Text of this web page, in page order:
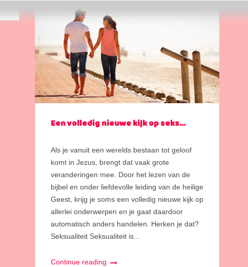
Een volledig nieuwe kijk op seks…
Als je vanuit een werelds bestaan tot geloof
komt in Jezus, brengt dat vaak grote
veranderingen mee. Door het lezen van de
bijbel en onder liefdevolle leiding van de heilige
Geest, krijg je soms een volledig nieuwe kijk op
allerlei onderwerpen en je gaat daardoor
automatisch anders handelen. Herken je dat?
Seksualiteit Seksualiteit is...
Continue reading